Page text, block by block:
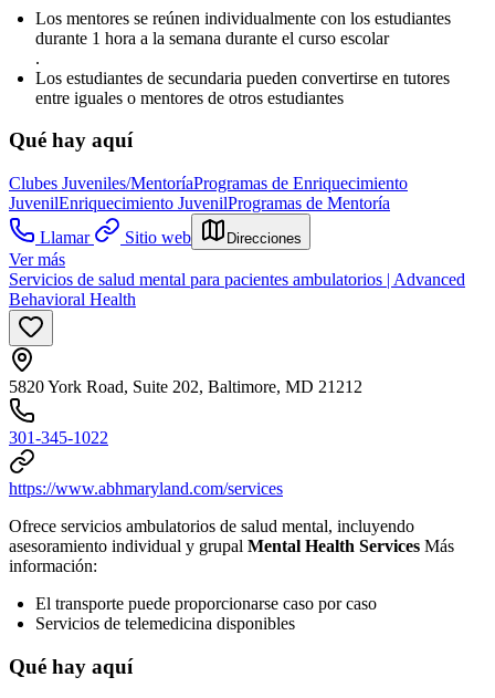
Los mentores se reúnen individualmente con los estudiantes
durante 1 hora a la semana durante el curso escolar
.
Los estudiantes de secundaria pueden convertirse en tutores
entre iguales o mentores de otros estudiantes
Qué hay aquí
Clubes Juveniles/MentoríaProgramas de Enriquecimiento
JuvenilEnriquecimiento JuvenilProgramas de Mentoría
Llamar
Sitio web Direcciones
Ver más
Servicios de salud mental para pacientes ambulatorios | Advanced
Behavioral Health
5820 York Road, Suite 202, Baltimore, MD 21212
301-345-1022
https://www.abhmaryland.com/services
Ofrece servicios ambulatorios de salud mental, incluyendo
asesoramiento individual y grupal Mental Health Services Más
información:
El transporte puede proporcionarse caso por caso
Servicios de telemedicina disponibles
Qué hay aquí